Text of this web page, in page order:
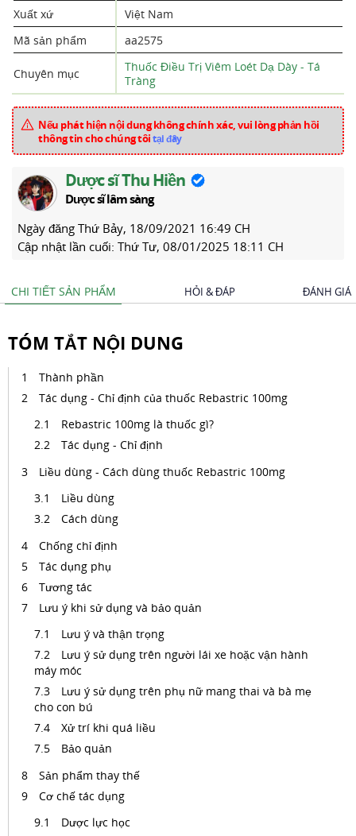
Xuất xứ
Việt Nam
Mã sản phẩm
aa2575
Chuyên mục
Thuốc Điều Trị Viêm Loét Dạ Dày - Tá
Tràng
Nếu phát hiện nội dung không chính xác, vui lòng phản hồi
thông tin cho chúng tôitại đây
Dược sĩ Thu Hiền
Dược sĩ lâm sàng
Ngày đăng Thứ Bảy, 18/09/2021 16:49 CH
Cập nhật lần cuối: Thứ Tư, 08/01/2025 18:11 CH
CHI TIẾT SẢN PHẨM HỎI & ĐÁP ĐÁNH GIÁ
TÓM TẮT NỘI DUNG
Thành phần
Tác dụng - Chỉ định của thuốc Rebastric 100mg
Rebastric 100mg là thuốc gì?
Tác dụng - Chỉ định
Liều dùng - Cách dùng thuốc Rebastric 100mg
Liều dùng
Cách dùng
Chống chỉ định
Tác dụng phụ
Tương tác
Lưu ý khi sử dụng và bảo quản
Lưu ý và thận trọng
Lưu ý sử dụng trên người lái xe hoặc vận hành
máy móc
Lưu ý sử dụng trên phụ nữ mang thai và bà mẹ
cho con bú
Xử trí khi quá liều
Bảo quản
Sản phẩm thay thế
Cơ chế tác dụng
Dược lực học